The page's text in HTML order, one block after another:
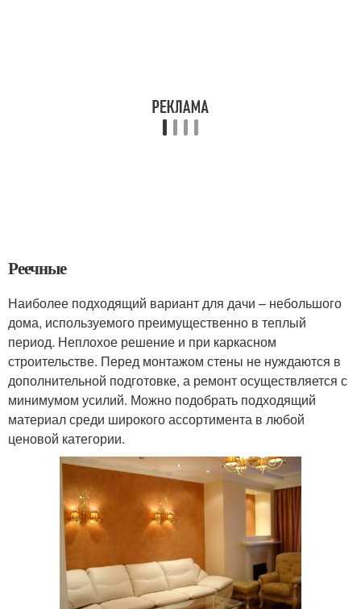
Реечные
Наиболее подходящий вариант для дачи – небольшого
дома, используемого преимущественно в теплый
период. Неплохое решение и при каркасном
строительстве. Перед монтажом стены не нуждаются в
дополнительной подготовке, а ремонт осуществляется с
минимумом усилий. Можно подобрать подходящий
материал среди широкого ассортимента в любой
ценовой категории.